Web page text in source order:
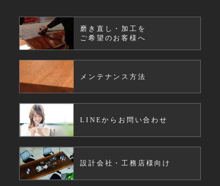
磨き直し・加工を
ご希望のお客様へ
メンテナンス方法
LINEからお問い合わせ
設計会社・工務店様向け